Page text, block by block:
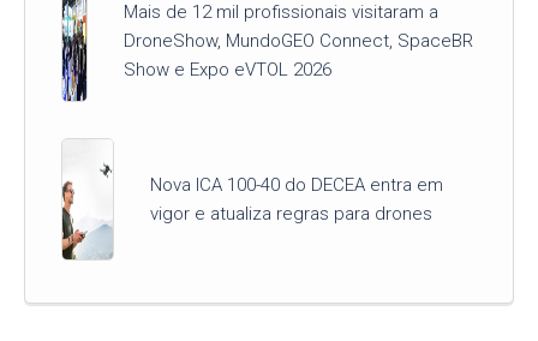
Mais de 12 mil profissionais visitaram a
DroneShow, MundoGEO Connect, SpaceBR
Show e Expo eVTOL 2026
Nova ICA 100-40 do DECEA entra em
vigor e atualiza regras para drones